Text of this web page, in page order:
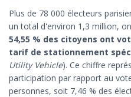
Plus de 78 000 électeurs
un total d'environ 1,3 million,
54,55 % des citoyens ont
tarif de stationnement
Utility Vehicle). Ce chiffre
participation par rapport au
personnes, soit 7,46 % des